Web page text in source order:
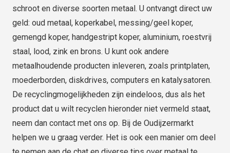
schroot en diverse soorten metaal. U ontvangt direct uw
geld: oud metaal, koperkabel, messing/geel koper,
gemengd koper, handgestript koper, aluminium, roestvrij
staal, lood, zink en brons. U kunt ook andere
metaalhoudende producten inleveren, zoals printplaten,
moederborden, diskdrives, computers en katalysatoren.
De recyclingmogelijkheden zijn eindeloos, dus als het
product dat u wilt recyclen hieronder niet vermeld staat,
neem dan contact met ons op. Bij de Oudijzermarkt
helpen we u graag verder. Het is ook een manier om deel